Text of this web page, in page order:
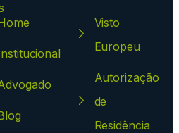
Visto
Europeu
Autorização
de
Residência